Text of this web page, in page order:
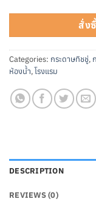
สั่ง
Categories: กระดาษทิชชู่,
ห้องน้ำ,โรงแรม
DESCRIPTION
REVIEWS (0)